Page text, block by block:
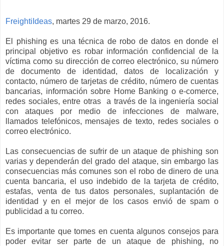
FreightiIdeas, martes 29 de marzo, 2016.
El phishing es una técnica de robo de datos en donde el
principal objetivo es robar información confidencial de la
víctima como su dirección de correo electrónico, su número
de documento de identidad, datos de localización y
contacto, número de tarjetas de crédito, número de cuentas
bancarias, información sobre Home Banking o e-comerce,
redes sociales, entre otras a través de la ingeniería social
con ataques por medio de infecciones de malware,
llamados telefónicos, mensajes de texto, redes sociales o
correo electrónico.
Las consecuencias de sufrir de un ataque de phishing son
varias y dependerán del grado del ataque, sin embargo las
consecuencias más comunes son el robo de dinero de una
cuenta bancaria, el uso indebido de la tarjeta de crédito,
estafas, venta de tus datos personales, suplantación de
identidad y en el mejor de los casos envió de spam o
publicidad a tu correo.
Es importante que tomes en cuenta algunos consejos para
poder evitar ser parte de un ataque de phishing, no